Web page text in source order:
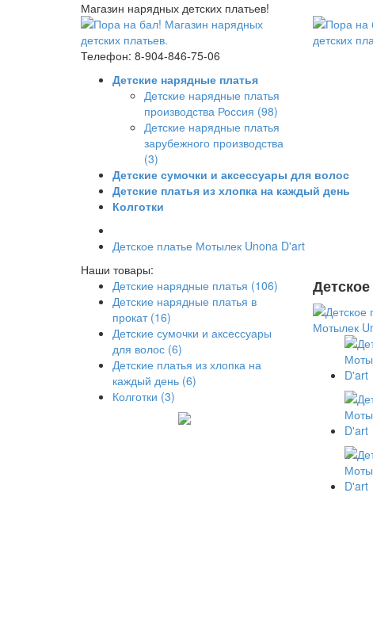
Магазин нарядных детских платьев!
Телефон: 8-904-846-75-06
Детские нарядные платья
Детские нарядные платья
производства Россия (98)
Детские нарядные платья
зарубежного производства
(3)
Детские сумочки и аксессуары для волос
Детские платья из хлопка на каждый день
Колготки
Детское платье Мотылек Unona D'art
Наши товары:
Детские нарядные платья (106)
Детские нарядные платья в
прокат (16)
Детские сумочки и аксессуары
для волос (6)
Детские платья из хлопка на
каждый день (6)
Колготки (3)